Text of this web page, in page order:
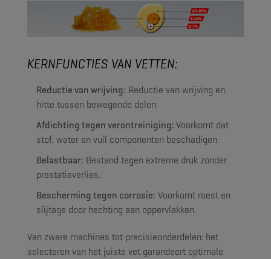
KERNFUNCTIES VAN VETTEN:
Reductie van wrijving: Reductie van wrijving en
hitte tussen bewegende delen.
Afdichting tegen verontreiniging:Voorkomt dat
stof, water en vuil componenten beschadigen.
Belastbaar: Bestand tegen extreme druk zonder
prestatieverlies.
Bescherming tegen corrosie: Voorkomt roest en
slijtage door hechting aan oppervlakken.
Van zware machines tot precisieonderdelen: het
selecteren van het juiste vet garandeert optimale